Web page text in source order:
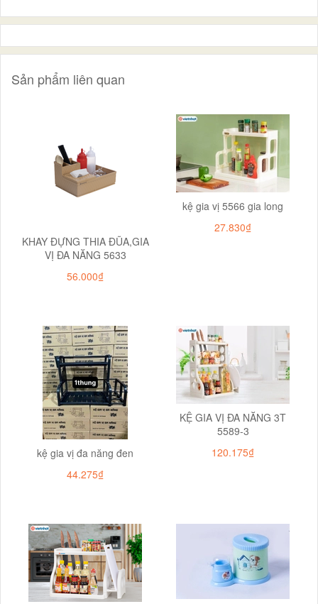
Sản phẩm liên quan
KHAY ĐỰNG THIA ĐŨA,GIA
VỊ ĐA NĂNG 5633
56.000₫
kệ gia vị 5566 gia long
27.830₫
kệ gia vị đa năng đen
44.275₫
KỆ GIA VỊ ĐA NĂNG 3T
5589-3
120.175₫